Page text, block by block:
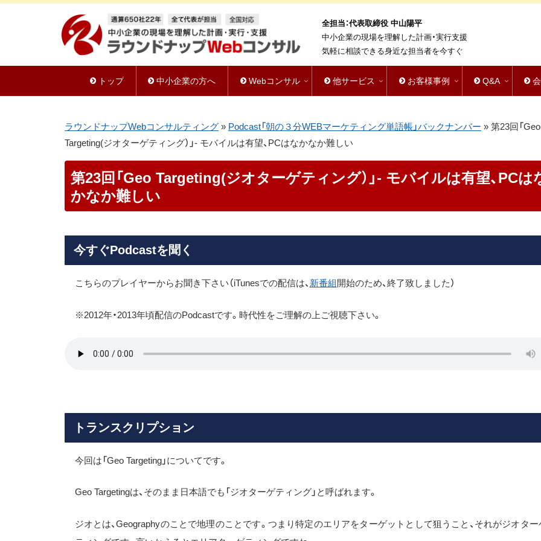
全担当：代表取締役 中山陽平
中小企業の現場を理解した計画・実行支援
気軽に相談できる身近な担当者を今すぐ
トップ 中小企業の方へ Webコンサル 他サービス お客様事例 Q&A
ラウンドナップWebコンサルティング » Podcast「朝の３分WEBマーケティング単語帳」バックナンバー » 第23回「Geo
Targeting(ジオターゲティング）」- モバイルは有望、PCはなかなか難しい
第23回「Geo Targeting(ジオターゲティング）」- モバイルは有望、PCは
かなか難しい
今すぐPodcastを聞く
こちらのプレイヤーからお聞き下さい（iTunesでの配信は、 新番組開始のため、終了致しました）
※2012年・2013年頃配信のPodcastです。時代性をご理解の上ご視聴下さい。
トランスクリプション
今回は「Geo Targeting」についてです。
Geo Targetingは、そのまま日本語でも「ジオターゲティング」と呼ばれます。
ジオとは、Geographyのことで地理のことです。つまり特定のエリアをターゲットとして狙うこと、それがジオター